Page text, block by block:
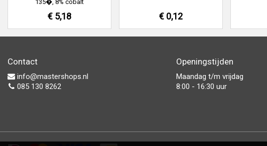
135�, 8% cobalt
€ 5,18 € 0,12
Contact
info@mastershops.nl
085 130 8262
Openingstijden
Maandag t/m vrijdag
8:00 - 16:30 uur